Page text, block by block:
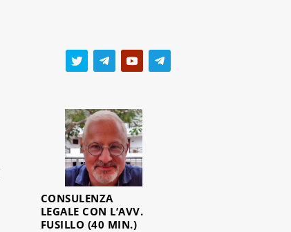
CONSULENZA
LEGALE CON L’AVV.
FUSILLO (40 MIN.)